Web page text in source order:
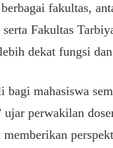
fakultas,
Fakultas
dekat fungsi
mahasiswa
perwakilan